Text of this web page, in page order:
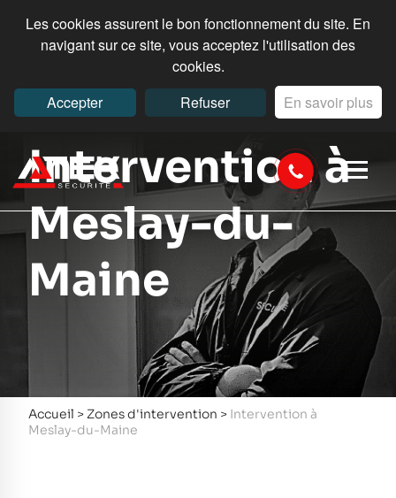
Les cookies assurent le bon fonctionnement du site. En
navigant sur ce site, vous acceptez l'utilisation des
cookies.
Accepter
Refuser En savoir plus
Intervention à
Meslay-du-
Maine
Accueil > Zones d'intervention > Intervention à
Meslay-du-Maine